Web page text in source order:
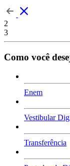
2
3
Como você
Enem
Vestibular
Transferência